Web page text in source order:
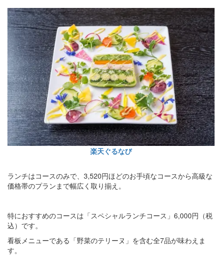
楽天ぐるなび
ランチはコースのみで、3,520円ほどのお手頃なコースから高級な
価格帯のプランまで幅広く取り揃え。
特におすすめのコースは「スペシャルランチコース」6,000円（税
込）です。
看板メニューである「野菜のテリーヌ」を含む全7品が味わえま
す。